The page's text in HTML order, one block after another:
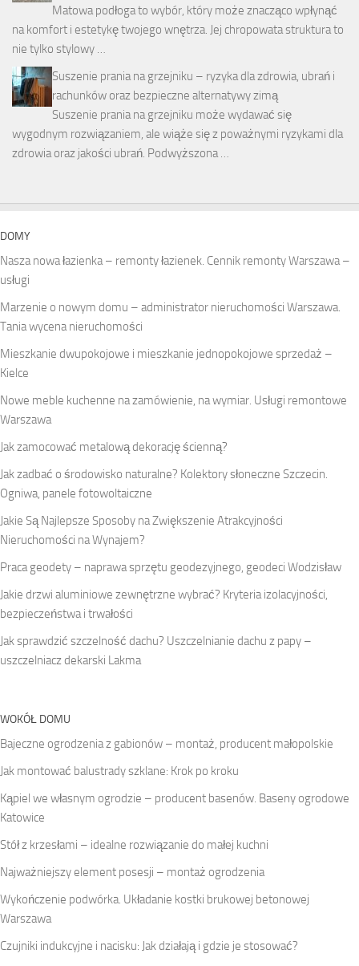
Matowa podłoga to wybór, który może znacząco wpłynąć
na komfort i estetykę twojego wnętrza. Jej chropowata struktura to
nie tylko stylowy …
Suszenie prania na grzejniku – ryzyka dla zdrowia, ubrań i
rachunków oraz bezpieczne alternatywy zimą
Suszenie prania na grzejniku może wydawać się
wygodnym rozwiązaniem, ale wiąże się z poważnymi ryzykami dla
zdrowia oraz jakości ubrań. Podwyższona …
DOMY
Nasza nowa łazienka – remonty łazienek. Cennik remonty Warszawa –
usługi
Marzenie o nowym domu – administrator nieruchomości Warszawa.
Tania wycena nieruchomości
Mieszkanie dwupokojowe i mieszkanie jednopokojowe sprzedaż –
Kielce
Nowe meble kuchenne na zamówienie, na wymiar. Usługi remontowe
Warszawa
Jak zamocować metalową dekorację ścienną?
Jak zadbać o środowisko naturalne? Kolektory słoneczne Szczecin.
Ogniwa, panele fotowoltaiczne
Jakie Są Najlepsze Sposoby na Zwiększenie Atrakcyjności
Nieruchomości na Wynajem?
Praca geodety – naprawa sprzętu geodezyjnego, geodeci Wodzisław
Jakie drzwi aluminiowe zewnętrzne wybrać? Kryteria izolacyjności,
bezpieczeństwa i trwałości
Jak sprawdzić szczelność dachu? Uszczelnianie dachu z papy –
uszczelniacz dekarski Lakma
WOKÓŁ DOMU
Bajeczne ogrodzenia z gabionów – montaż, producent małopolskie
Jak montować balustrady szklane: Krok po kroku
Kąpiel we własnym ogrodzie – producent basenów. Baseny ogrodowe
Katowice
Stół z krzesłami – idealne rozwiązanie do małej kuchni
Najważniejszy element posesji – montaż ogrodzenia
Wykończenie podwórka. Układanie kostki brukowej betonowej
Warszawa
Czujniki indukcyjne i nacisku: Jak działają i gdzie je stosować?